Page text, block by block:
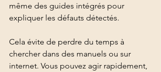
même des guides intégrés pour
expliquer les défauts détectés.
Cela évite de perdre du temps à
chercher dans des manuels ou sur
internet. Vous pouvez agir rapidement,